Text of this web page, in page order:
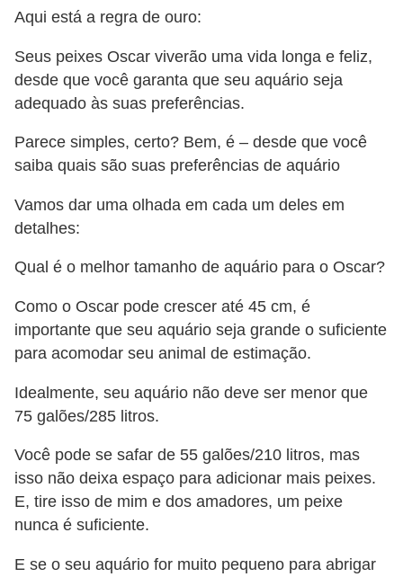
Aqui está a regra de ouro:
Seus peixes Oscar viverão uma vida longa e feliz,
desde que você garanta que seu aquário seja
adequado às suas preferências.
Parece simples, certo? Bem, é – desde que você
saiba quais são suas preferências de aquário
Vamos dar uma olhada em cada um deles em
detalhes:
Qual é o melhor tamanho de aquário para o Oscar?
Como o Oscar pode crescer até 45 cm, é
importante que seu aquário seja grande o suficiente
para acomodar seu animal de estimação.
Idealmente, seu aquário não deve ser menor que
75 galões/285 litros.
Você pode se safar de 55 galões/210 litros, mas
isso não deixa espaço para adicionar mais peixes.
E, tire isso de mim e dos amadores, um peixe
nunca é suficiente.
E se o seu aquário for muito pequeno para abrigar
n
a
i
p
t
e
s
n
f
í
b
i
o
s